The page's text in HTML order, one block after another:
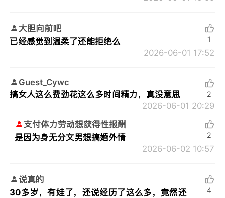
大胆向前吧
已经感觉到温柔了还能拒绝么
2026-06-01 17:52
1
Guest_Cywc
搞女人这么费劲花这么多时间精力，真没意思
2026-06-01 20:29
2
支付体力劳动想获得性报酬
是因为身无分文男想搞婚外情
2026-06-02 10:57
2
说真的
30多岁，有娃了，还说经历了这么多，竟然还
4